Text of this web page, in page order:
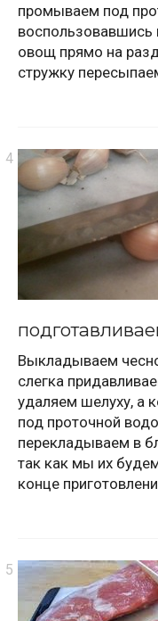
промываем под
воспользовавшись
овощ прямо на
стружку
Выкладываем
слегка
удаляем шелуху, а
под проточной
перекладываем в
так как мы их
конце